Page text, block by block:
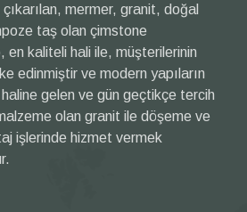
mermer, granit, doğal
taş olan çimstone
en kaliteli hali ile, müşterilerinin
edinmiştir ve modern yapıların
gelen ve gün geçtikçe tercih
olan granit ile döşeme ve
işlerinde hizmet vermek